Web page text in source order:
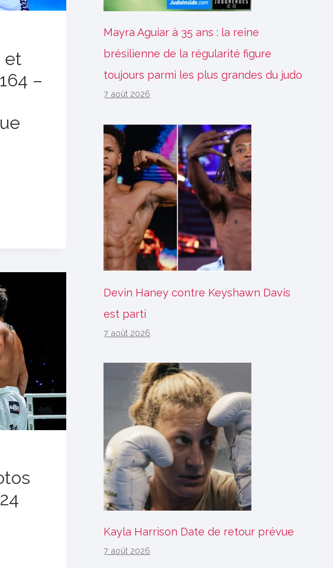
et
–
Mayra Aguiar à 35 ans : la reine
brésilienne de la régularité figure
toujours parmi les plus grandes du judo
7 août 2026
Devin Haney contre Keyshawn Davis
est parti
7 août 2026
Kayla Harrison Date de retour prévue
7 août 2026